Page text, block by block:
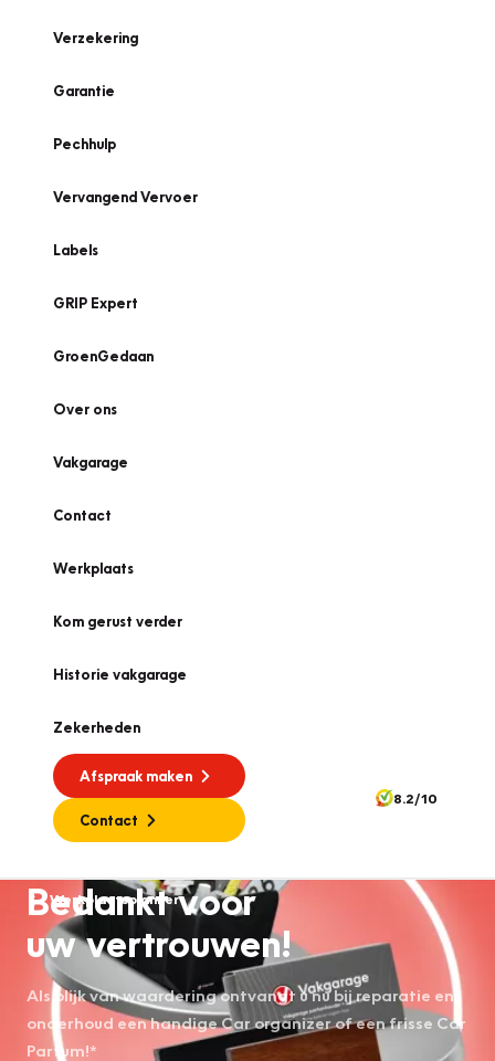
Verzekering
Garantie
Pechhulp
Vervangend Vervoer
Labels
GRIP Expert
GroenGedaan
Over ons
Vakgarage
Contact
Werkplaats
Kom gerust verder
Historie vakgarage
Zekerheden
Afspraak maken
Contact
8.2/10
Werkplaatsplanner
Bedankt voor
uw vertrouwen!
Als blijk van waardering ontvangt u nu bij reparatie en
onderhoud een handige Car organizer of een frisse Car
Parfum!*